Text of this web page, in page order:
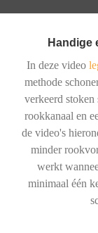
Handige
In deze video
methode
verkeerd
rookkanaal en
de video's
minder
werkt
minimaal één